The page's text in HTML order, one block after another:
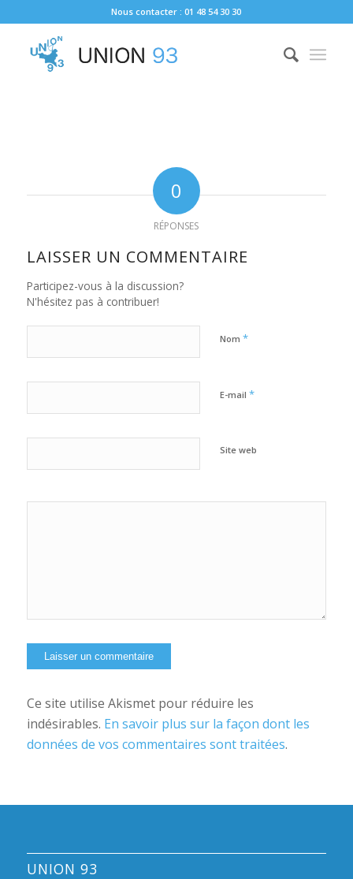
Nous contacter : 01 48 54 30 30
0
RÉPONSES
LAISSER UN COMMENTAIRE
Participez-vous à la discussion?
N'hésitez pas à contribuer!
Nom *
E-mail *
Site web
Ce site utilise Akismet pour réduire les
indésirables. En savoir plus sur la façon dont les
données de vos commentaires sont traitées.
UNION 93